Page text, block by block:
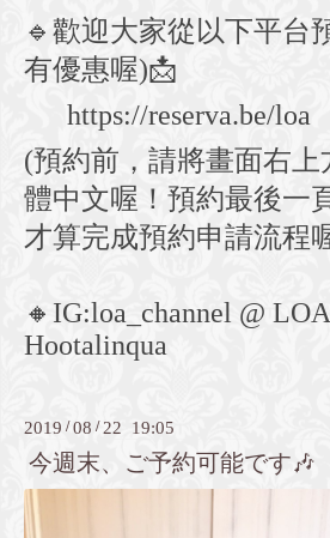
🔹 歡迎大家從以下平台
有優惠喔)📩
https://reserva.be/loa
(預約前，請將畫面右上
體中文喔！預約最後一
才算完成預約申請流程
🔸 IG:loa_channel @
Hootalinqua
2019 /08 / 22 19:05
今週末、ご予約可能です🎶